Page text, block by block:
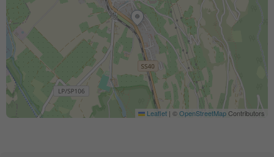
Leaflet | ©OpenStreetMapContributors